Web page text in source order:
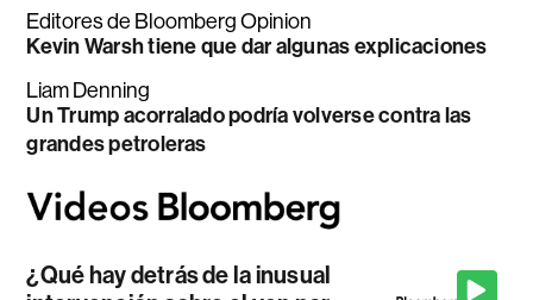
Editores de Bloomberg Opinion
Kevin Warsh tiene que dar algunas explicaciones
Liam Denning
Un Trump acorralado podría volverse contra las
grandes petroleras
¿Qué hay detrás de la inusual